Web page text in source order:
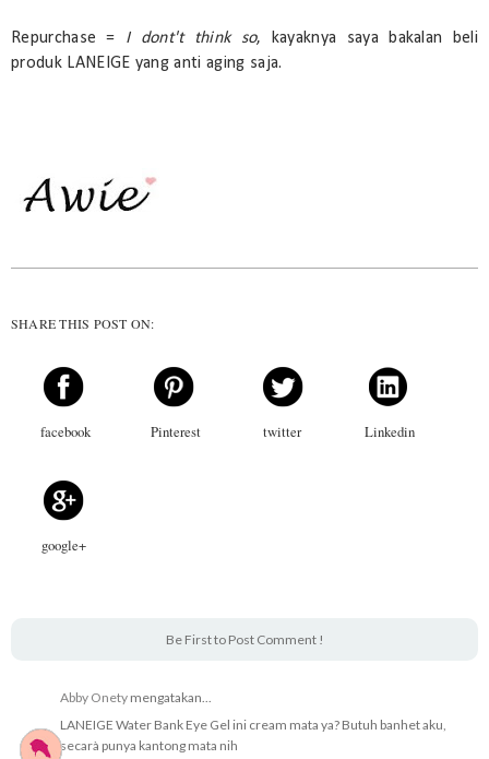
Repurchase = I dont't think so, kayaknya saya bakalan beli
produk LANEIGE yang anti aging saja.
SHARE THIS POST ON:
facebook Pinterest twitter Linkedin
google+
Be First to Post Comment !
Abby Onety mengatakan...
LANEIGE Water Bank Eye Gel ini cream mata ya? Butuh banhet aku,
secarà punya kantong mata nih